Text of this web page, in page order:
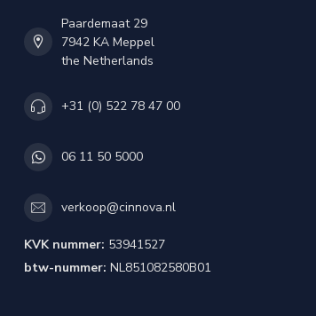
Paardemaat 29
7942 KA Meppel
the Netherlands
+31 (0) 522 78 47 00
06 11 50 5000
verkoop@cinnova.nl
KVK nummer: 53941527
btw-nummer: NL851082580B01